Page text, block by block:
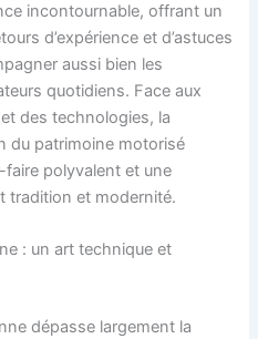
incontournable, offrant un
d’expérience et d’astuces
aussi bien les
quotidiens. Face aux
des technologies, la
du patrimoine motorisé
faire polyvalent et une
tradition et modernité.
: un art technique et
dépasse largement la